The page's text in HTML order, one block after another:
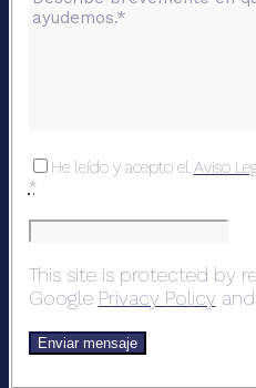
He leído y acepto el Aviso
*
This site is protected by
Google Privacy Policy and